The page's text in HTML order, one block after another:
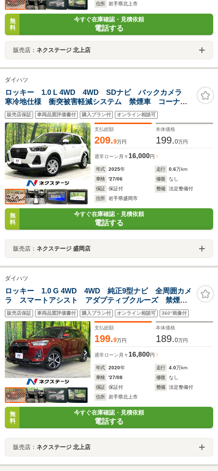
住所
岩手県北上市
無
料
今すぐ在庫確認・見積依頼
電話する
販売店： ネクステージ 北上店
ダイハツ
ロッキー 1.0 L 4WD 4WD SDナビ バックカメラ
寒冷地仕様 衝突被害軽減システム 禁煙車 コーナー
センサー スマートキー HIDヘッド ETC オートライ
ト オートエアコン Bluetooth
販売店保証 車両品質評価書付 購入プラン付 オンライン相談可
支払総額
209.9万円
本体価格
199.0万円
通常ローン 月々 16,000円
年式 2025年 走行 0.6万km
車検
'27/06 修復
なし
保証
保証付 整備
法定整備付
住所
岩手県盛岡市
無
料
今すぐ在庫確認・見積依頼
電話する
販売店： ネクステージ 盛岡店
ダイハツ
ロッキー 1.0 G 4WD 4WD 純正9型ナビ 全周囲カメ
ラ スマートアシスト アダプティブクルーズ 禁煙
車 前席シートヒーター ドラレコ コーナーセンサ
ー スマートキー LEDヘッド ETC オートハイビー
ム 車線逸脱警報
販売店保証 車両品質評価書付 購入プラン付 オンライン相談可 360°画像付
支払総額
199.9万円
本体価格
189.0万円
通常ローン 月々 16,800円
年式 2020年 走行 4.0万km
車検
'27/08 修復
なし
保証
保証付 整備
法定整備付
住所
岩手県北上市
無
料
今すぐ在庫確認・見積依頼
電話する
販売店： ネクステージ 北上店